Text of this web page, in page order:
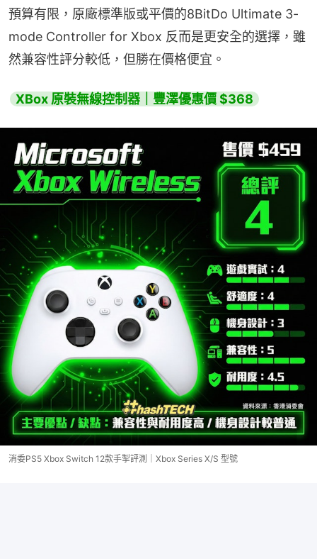
預算有限，原廠標準版或平價的8BitDo Ultimate 3-
mode Controller for Xbox 反而是更安全的選擇，雖
然兼容性評分較低，但勝在價格便宜。
XBox 原裝無線控制器｜豐澤優惠價 $368
消委PS5 Xbox Switch 12款手掣評測｜Xbox Series X/S 型號